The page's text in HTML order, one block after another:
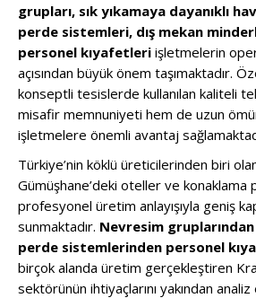
grupları, sık yıkamaya dayanıklı
perde sistemleri, dış mekan
personel kıyafetleri işletmelerin
açısından büyük önem taşımaktadır.
konseptli tesislerde kullanılan kaliteli
misafir memnuniyeti hem de uzun
işletmelere önemli avantaj
Türkiye’nin köklü üreticilerinden biri
Gümüşhane’deki oteller ve konaklama
profesyonel üretim anlayışıyla geniş
sunmaktadır. Nevresim
perde sistemlerinden personel
birçok alanda üretim gerçekleştiren
sektörünün ihtiyaçlarını yakından